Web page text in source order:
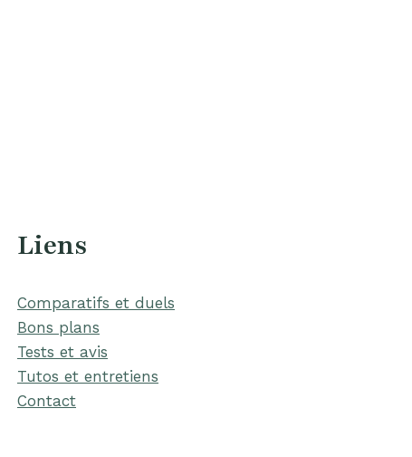
Liens
Comparatifs et duels
Bons plans
Tests et avis
Tutos et entretiens
Contact